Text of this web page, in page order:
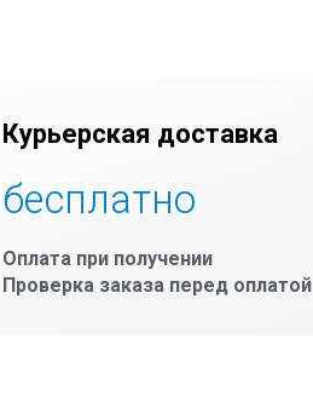
Курьерская доставка
бесплатно
Оплата при получении
Проверка заказа перед оплатой